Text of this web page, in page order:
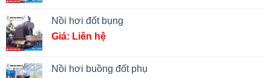
Nồi hơi đốt bụng
Giá: Liên hệ
Nồi hơi buồng đốt phụ